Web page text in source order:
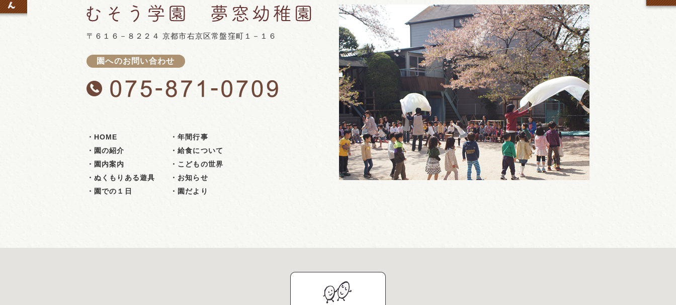
〒６１６－８２２４ 京都市右京区常盤窪町１－１６
園へのお問い合わせ
・HOME
・園の紹介
・園内案内
・ぬくもりある遊具
・園での１日
・年間行事
・給食について
・こどもの世界
・お知らせ
・園だより